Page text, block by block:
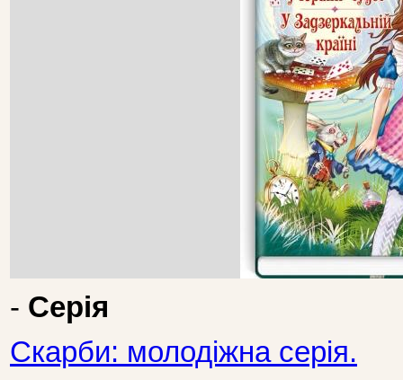
- Серія
Скарби: молодіжна серія.